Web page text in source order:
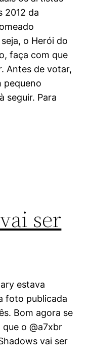
2012 da
o Herói do
faça com que
Antes de votar,
pequeno
seguir. Para
ser
estava
foto publicada
Bom agora se
o @a7xbr
vai ser